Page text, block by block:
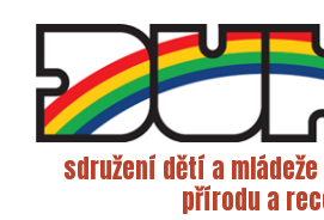
sdružení dětí a
přírodu a